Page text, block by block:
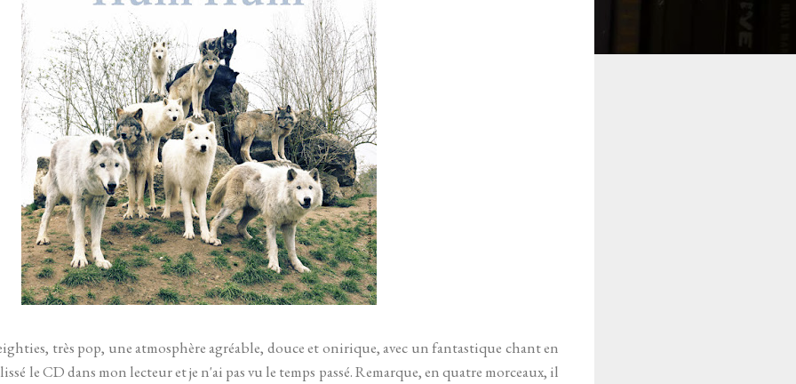
très pop, une atmosphère agréable, douce et onirique, avec un fantastique chant en
le CD dans mon lecteur et je n'ai pas vu le temps passé. Remarque, en quatre morceaux, il